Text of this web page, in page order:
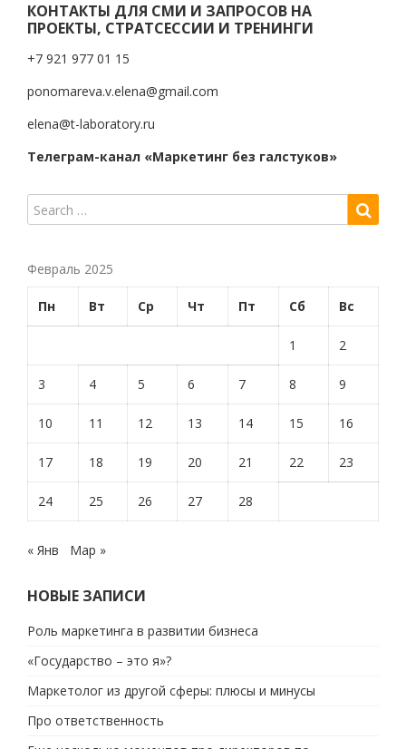
КОНТАКТЫ ДЛЯ СМИ И ЗАПРОСОВ НА
ПРОЕКТЫ, СТРАТСЕССИИ И ТРЕНИНГИ
+7 921 977 01 15
ponomareva.v.elena@gmail.com
elena@t-laboratory.ru
Телеграм-канал «Маркетинг без галстуков»
Февраль 2025
Пн Вт Ср Чт Пт Сб Вс
1 2
3 4 5 6 7 8 9
10 11 12 13 14 15 16
17 18 19 20 21 22 23
24 25 26 27 28
« Янв Мар »
НОВЫЕ ЗАПИСИ
Роль маркетинга в развитии бизнеса
«Государство – это я»?
Маркетолог из другой сферы: плюсы и минусы
Про ответственность